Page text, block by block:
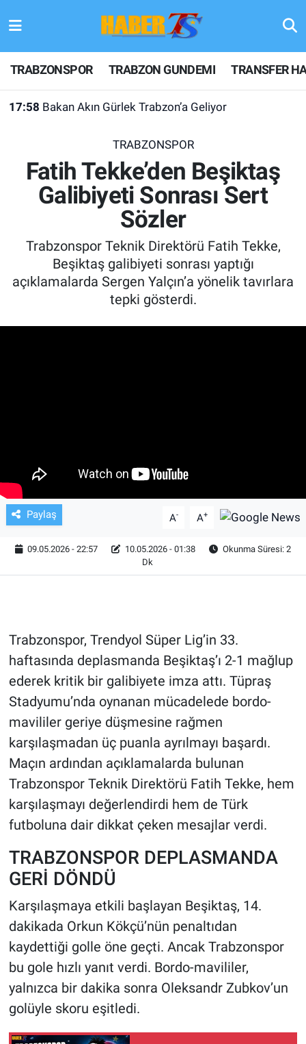
TRABZONSPOR TRABZON GUNDEMI TRANSFER
17:58 Bakan Akın Gürlek Trabzon’a Geliyor
TRABZONSPOR
Fatih Tekke’den Beşiktaş
Galibiyeti Sonrası Sert
Sözler
Trabzonspor Teknik Direktörü Fatih Tekke,
Beşiktaş galibiyeti sonrası yaptığı
açıklamalarda Sergen Yalçın’a yönelik tavırlara
tepki gösterdi.
Paylaş A- A+
09.05.2026 - 22:57 10.05.2026 - 01:38
Okunma Süresi: 2
Dk
Trabzonspor, Trendyol Süper Lig’in 33.
haftasında deplasmanda Beşiktaş’ı 2-1 mağlup
ederek kritik bir galibiyete imza attı. Tüpraş
Stadyumu’nda oynanan mücadelede bordo-
mavililer geriye düşmesine rağmen
karşılaşmadan üç puanla ayrılmayı başardı.
Maçın ardından açıklamalarda bulunan
Trabzonspor Teknik Direktörü Fatih Tekke, hem
karşılaşmayı değerlendirdi hem de Türk
futboluna dair dikkat çeken mesajlar verdi.
TRABZONSPOR DEPLASMANDA
GERİ DÖNDÜ
Karşılaşmaya etkili başlayan Beşiktaş, 14.
dakikada Orkun Kökçü’nün penaltıdan
kaydettiği golle öne geçti. Ancak Trabzonspor
bu gole hızlı yanıt verdi. Bordo-mavililer,
yalnızca bir dakika sonra Oleksandr Zubkov’un
golüyle skoru eşitledi.
TRABZONSPOR
TRABZON GUNDEMI
KULİS MEYDANI
1461 TRABZON
FUTBOL
KÜLTÜR SANAT
ASAYİŞ
EĞİTİM
HABERDE İNSAN
POLİTİKA
SPOR
MAGAZİN
Bilim, Teknoloji
Hava Durumu
Trafik Durumu
Son Dakika Haberleri